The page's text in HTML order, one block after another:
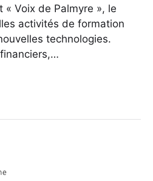
Voix de Palmyre », le
activités de formation
technologies.